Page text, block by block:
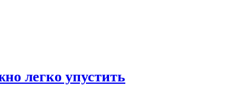
легко упустить